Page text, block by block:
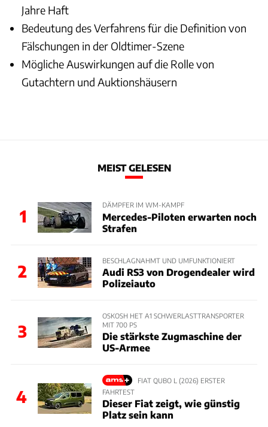
Jahre Haft
Bedeutung des Verfahrens für die Definition von
Fälschungen in der Oldtimer-Szene
Mögliche Auswirkungen auf die Rolle von
Gutachtern und Auktionshäusern
MEIST GELESEN
1
DÄMPFER IM WM-KAMPF
Mercedes-Piloten erwarten noch
Strafen
2
BESCHLAGNAHMT UND UMFUNKTIONIERT
Audi RS3 von Drogendealer wird
Polizeiauto
3
OSKOSH HET A1 SCHWERLASTTRANSPORTER
MIT 700 PS
Die stärkste Zugmaschine der
US-Armee
4
FIAT QUBO L (2026) ERSTER
FAHRTEST
Dieser Fiat zeigt, wie günstig
Platz sein kann